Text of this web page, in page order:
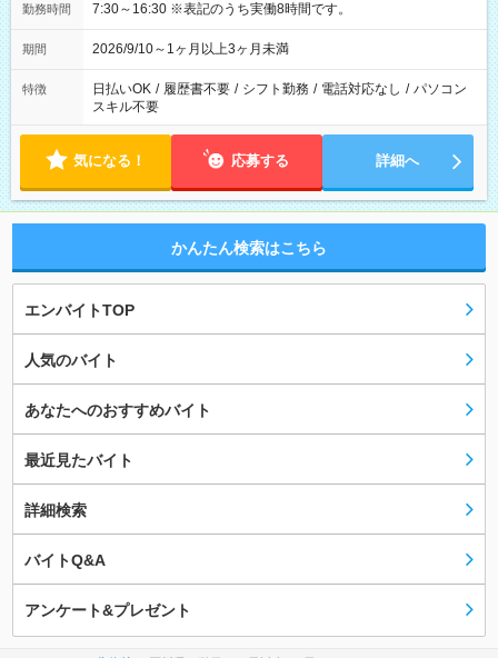
勤務時間 7:30～16:30 ※表記のうち実働8時間です。
期間 2026/9/10～1ヶ月以上3ヶ月未満
特徴 日払いOK / 履歴書不要 / シフト勤務 / 電話対応なし / パソコン
スキル不要
気になる！ 応募する 詳細へ
かんたん検索はこちら
エンバイトTOP
人気のバイト
あなたへのおすすめバイト
最近見たバイト
詳細検索
バイトQ&A
アンケート&プレゼント